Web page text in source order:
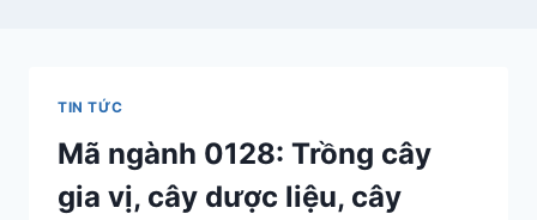
TIN TỨC
Mã ngành 0128: Trồng cây
gia vị, cây dược liệu, cây